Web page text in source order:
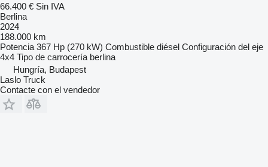
66.400 € Sin IVA
Berlina
2024
188.000 km
Potencia 367 Hp (270 kW) Combustible diésel Configuración del eje
4x4 Tipo de carrocería berlina
Hungría, Budapest
Laslo Truck
Contacte con el vendedor